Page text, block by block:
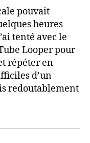
pouvait
heures
tenté avec le
Looper pour
répéter en
d’un
redoutablement